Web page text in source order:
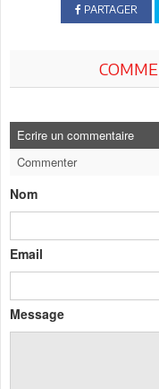
PARTAGER
Ecrire un commentaire
Commenter
Nom
Email
Message